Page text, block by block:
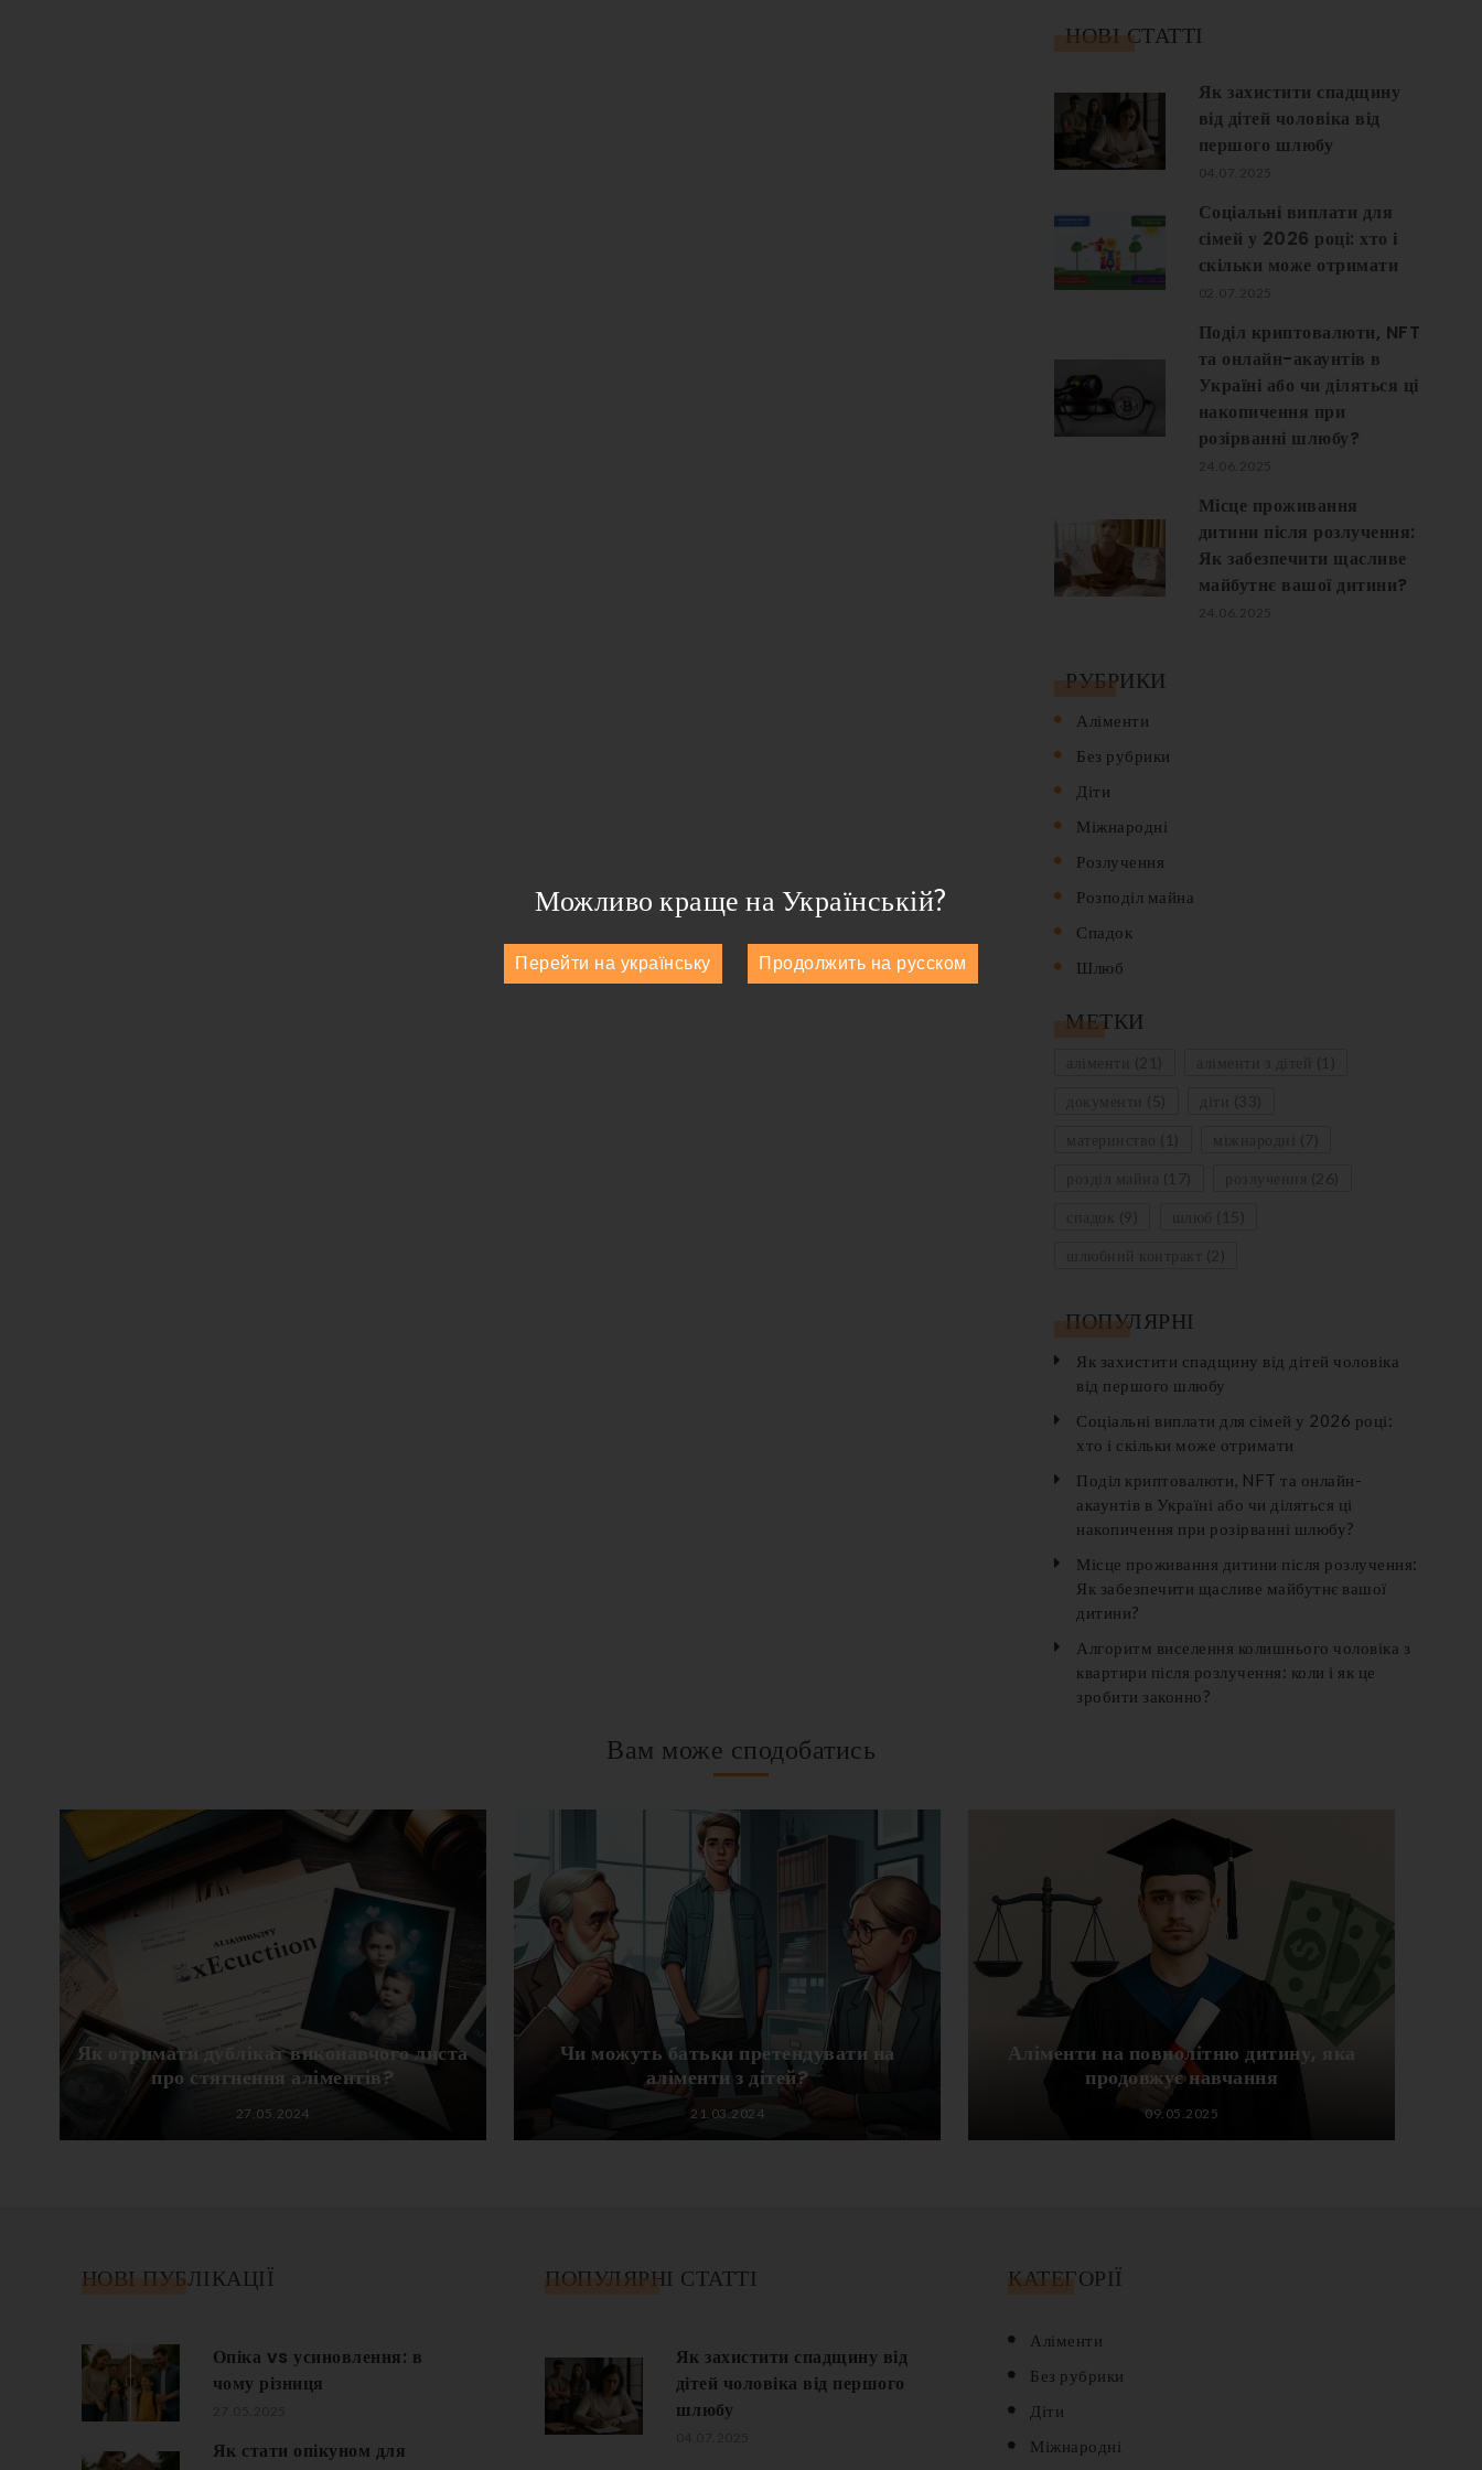
Можливо краще на Українській?
Перейти на українську Продолжить на русском
НОВІ СТАТТІ
Як захистити спадщину
від дітей чоловіка від
першого шлюбу
04.07.2025
Соціальні виплати для
сімей у 2026 році: хто і
скільки може отримати
02.07.2025
Поділ криптовалюти, NFT
та онлайн-акаунтів в
Україні або чи діляться ці
накопичення при
розірванні шлюбу?
24.06.2025
Місце проживання
дитини після розлучення:
Як забезпечити щасливе
майбутнє вашої дитини?
24.06.2025
РУБРИКИ
Аліменти
Без рубрики
Діти
Міжнародні
Розлучення
Розподіл майна
Спадок
Шлюб
МЕТКИ
ПОПУЛЯРНІ
Як захистити спадщину від дітей чоловіка
від першого шлюбу
Соціальні виплати для сімей у 2026 році:
хто і скільки може отримати
Поділ криптовалюти, NFT та онлайн-
акаунтів в Україні або чи діляться ці
накопичення при розірванні шлюбу?
Місце проживання дитини після розлучення:
Як забезпечити щасливе майбутнє вашої
дитини?
Алгоритм виселення колишнього чоловіка з
квартири після розлучення: коли і як це
зробити законно?
Вам може сподобатись
Як отримати дублікат виконавчого листа
про стягнення аліментів?
27.05.2024
Чи можуть батьки претендувати на
аліменти з дітей?
21.03.2024
Аліменти на повнолітню дитину, яка
продовжує навчання
09.05.2025
НОВІ ПУБЛІКАЦІЇ
Опіка vs усиновлення: в
чому різниця
Як стати опікуном для
ПОПУЛЯРНІ СТАТТІ
Як захистити спадщину від
дітей чоловіка від першого
шлюбу
КАТЕГОРІЇ
Аліменти
Без рубрики
Діти
Міжнародні